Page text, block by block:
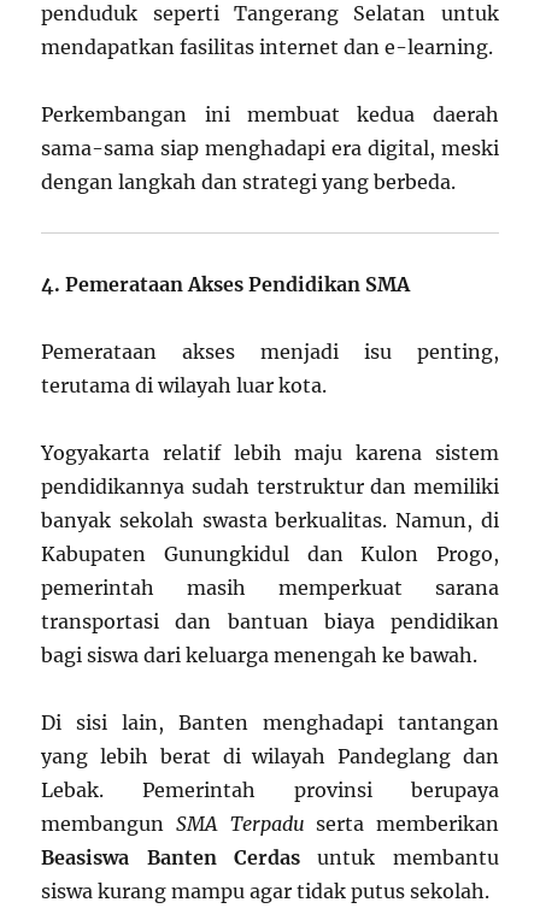
penduduk seperti Tangerang Selatan untuk
mendapatkan fasilitas internet dan e-learning.
Perkembangan ini membuat kedua daerah
sama-sama siap menghadapi era digital, meski
dengan langkah dan strategi yang berbeda.
4. Pemerataan Akses Pendidikan SMA
Pemerataan akses menjadi isu penting,
terutama di wilayah luar kota.
Yogyakarta relatif lebih maju karena sistem
pendidikannya sudah terstruktur dan memiliki
banyak sekolah swasta berkualitas. Namun, di
Kabupaten Gunungkidul dan Kulon Progo,
pemerintah masih memperkuat sarana
transportasi dan bantuan biaya pendidikan
bagi siswa dari keluarga menengah ke bawah.
Di sisi lain, Banten menghadapi tantangan
yang lebih berat di wilayah Pandeglang dan
Lebak. Pemerintah provinsi berupaya
membangun SMA Terpadu serta memberikan
Beasiswa Banten Cerdas untuk membantu
siswa kurang mampu agar tidak putus sekolah.